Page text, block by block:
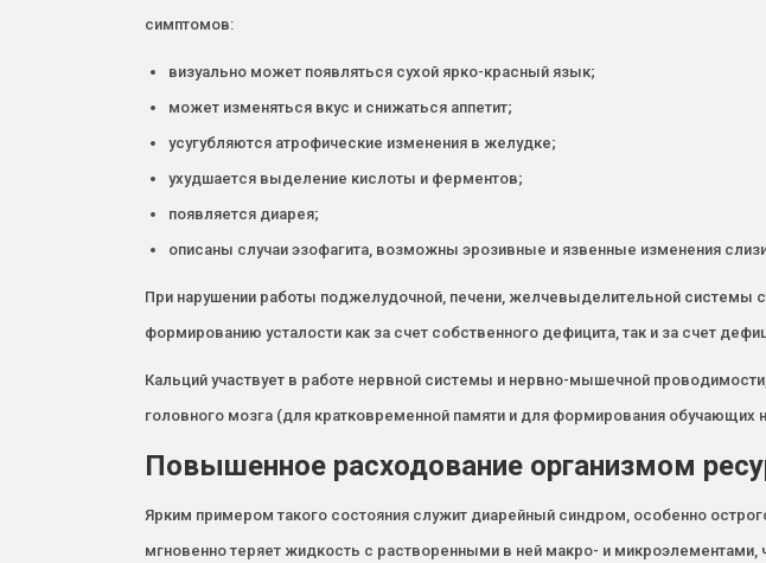
симптомов:
визуально может появляться сухой ярко-красный язык;
может изменяться вкус и снижаться аппетит;
усугубляются атрофические изменения в желудке;
ухудшается выделение кислоты и ферментов;
появляется диарея;
описаны случаи эзофагита, возможны эрозивные и язвенные изменения
При нарушении работы поджелудочной, печени, желчевыделительной системы
формированию усталости как за счет собственного дефицита, так и за счет
Кальций участвует в работе нервной системы и нервно-мышечной
головного мозга (для кратковременной памяти и для формирования обучающих
Повышенное расходование организмом
Ярким примером такого состояния служит диарейный синдром, особенно
мгновенно теряет жидкость с растворенными в ней макро- и микроэлементами,